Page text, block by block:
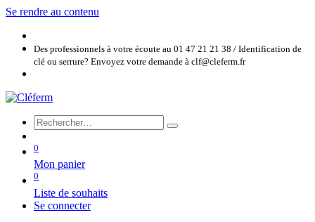
Se rendre au contenu
Des professionnels à votre écoute au 01 47 21 21 38 / Identification de
clé ou serrure? Envoyez votre demande à clf@cleferm.fr
0
Mon panier
0
Liste de souhaits
Se connecter